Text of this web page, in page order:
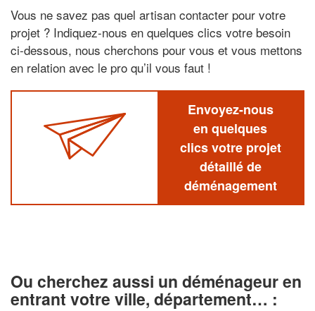
Vous ne savez pas quel artisan contacter pour votre
projet ? Indiquez-nous en quelques clics votre besoin
ci-dessous, nous cherchons pour vous et vous mettons
en relation avec le pro qu’il vous faut !
Envoyez-nous
en quelques
clics votre projet
détaillé de
déménagement
Ou cherchez aussi un déménageur en
entrant votre ville, département… :